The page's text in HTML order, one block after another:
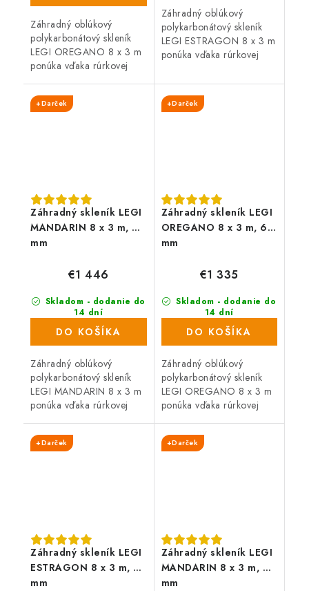
Záhradný oblúkový
polykarbonátový skleník
LEGI OREGANO 8 x 3 m
ponúka vďaka rúrkovej
konštrukcii vysokú
odolnosť proti vetru i
Záhradný oblúkový
polykarbonátový skleník
LEGI ESTRAGON 8 x 3 m
ponúka vďaka rúrkovej
konštrukcii vysokú
odolnosť proti vetru i
snehu. Skleník je osadený
Záhradný skleník LEGI
MANDARIN 8 x 3 m, 4
mm
+Darček
Skladom - dodanie do
14 dní
(5 ks)
€1 446
DO KOŠÍKA
Záhradný oblúkový
polykarbonátový skleník
LEGI MANDARIN 8 x 3 m
ponúka vďaka rúrkovej
konštrukcii vysokú
odolnosť proti vetru i
Záhradný skleník LEGI
OREGANO 8 x 3 m, 6
mm
+Darček
Skladom - dodanie do
14 dní
(47 ks)
€1 335
DO KOŠÍKA
Záhradný oblúkový
polykarbonátový skleník
LEGI OREGANO 8 x 3 m
ponúka vďaka rúrkovej
konštrukcii vysokú
odolnosť proti vetru i
Záhradný skleník LEGI
ESTRAGON 8 x 3 m, 6
mm
+Darček
Záhradný skleník LEGI
MANDARIN 8 x 3 m, 6
mm
+Darček